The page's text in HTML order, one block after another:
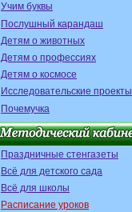
Учим буквы
Послушный карандаш
Детям о животных
Детям о профессиях
Детям о космосе
Исследовательские проекты
Почемучка
Праздничные стенгазеты
Всё для детского сада
Всё для школы
Расписание уроков